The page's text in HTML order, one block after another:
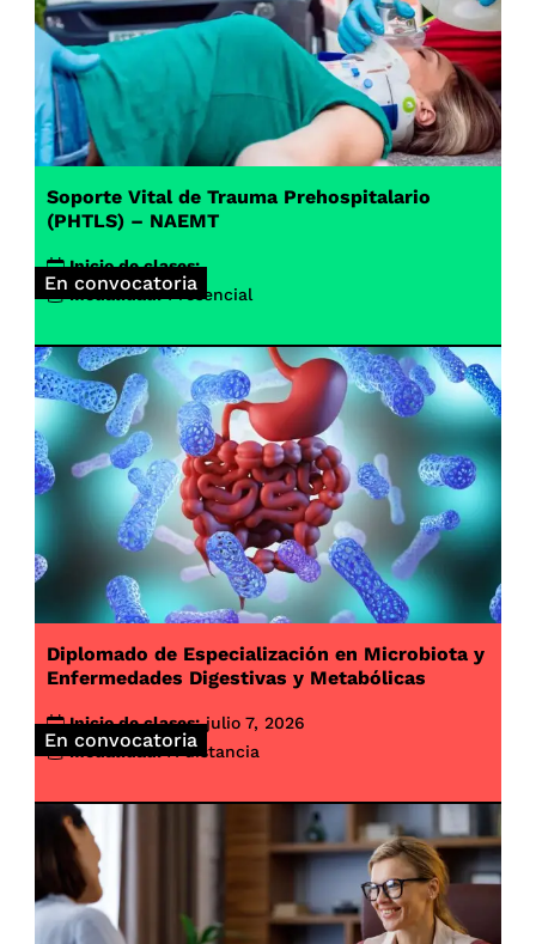
En convocatoria
Soporte Vital de Trauma Prehospitalario
(PHTLS) – NAEMT
Inicio de clases:
Modalidad: Presencial
En convocatoria
Diplomado de Especialización en Microbiota y
Enfermedades Digestivas y Metabólicas
Inicio de clases: julio 7, 2026
Modalidad: A distancia